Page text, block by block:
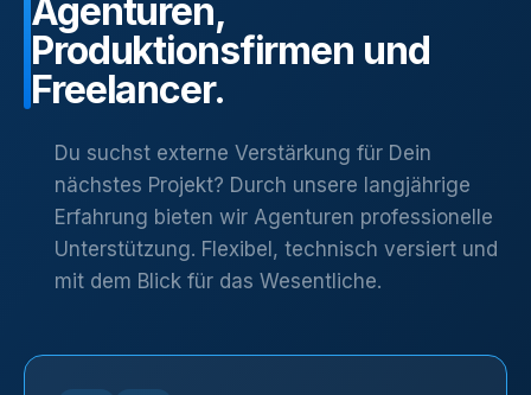
Agenturen,
Produktionsfirmen und
Freelancer.
Du suchst externe Verstärkung für Dein
nächstes Projekt? Durch unsere langjährige
Erfahrung bieten wir Agenturen professionelle
Unterstützung. Flexibel, technisch versiert und
mit dem Blick für das Wesentliche.